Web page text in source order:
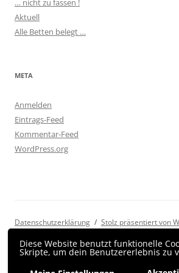
Diese Website benutzt funktionelle
Skripte, um dein Benutzererlebnis zu
… nicht zu fassen !
Aktuell
Alle Betten belegt …
META
Anmelden
Eintrags-Feed
Kommentar-Feed
WordPress.org
Datenschutzerklärung Stolz präsentiert von